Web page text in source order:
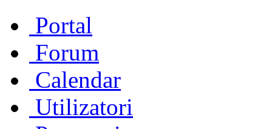
Portal
Forum
Calendar
Utilizatori